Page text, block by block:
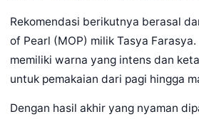
Rekomendasi berikutnya berasal
of Pearl (MOP) milik Tasya
memiliki warna yang intens dan
untuk pemakaian dari pagi hingga
Dengan hasil akhir yang nyaman